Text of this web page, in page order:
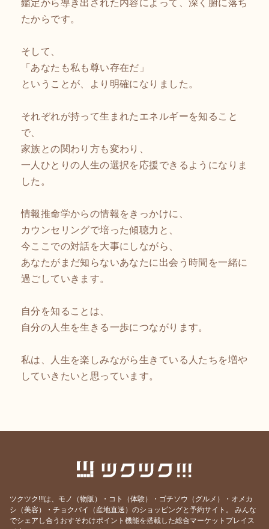
鑑定から導き出された内容によって、深く腑に落ち
たからです。
そして、
「あなたも私も尊い存在だ」
ということが、より明確になりました。
それぞれが持って生まれたエネルギーを知ること
で、
家族との関わり方も変わり、
一人ひとりの人生の選択を応援できるようになりま
した。
情報推命学からの情報をきっかけに、
カウンセリングで培った傾聴力と、
今ここでの対話を大事にしながら、
あなたがまだ知らないあなたに出会う時間を一緒に
過ごしていきます。
自分を知ることは、
自分の人生を生きる一歩につながります。
私は、人生を楽しみながら生きている人たちを増や
していきたいと思っています。
ツクツク!!!は、モノ（物販）・コト（体験）・ゴチソウ（グルメ）・オメカ
シ（美容）・チョクバイ（産地直送）のショッピングと予約サイト。
みんな
でシェアし合うおすそわけポイント機能を搭載した総合マーケットプレイス